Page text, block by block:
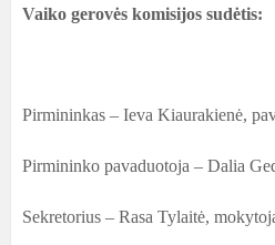
Vaiko gerovės komisijos sudėtis:
Pirmininkas – Ieva Kiaurakienė,
Pirmininko pavaduotoja – Dalia
Sekretorius – Rasa Tylaitė,